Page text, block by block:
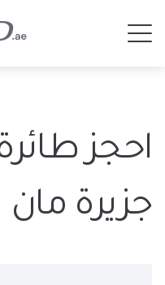
احجز
جزيرة مان